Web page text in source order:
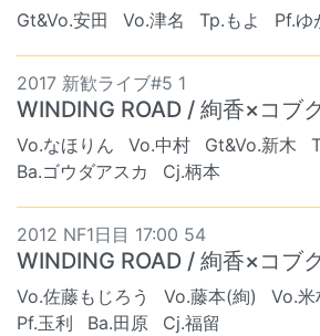
Gt&Vo.安田 Vo.津名 Tp.もよ Pf.ゆ
2017 新歓ライブ#5 1
WINDING ROAD / 絢香×コブ
Vo.なほりん Vo.中村 Gt&Vo.新木
Ba.ゴウダアスカ
Cj.柄本
2012 NF1日目 17:00 54
WINDING ROAD / 絢香×コブ
Vo.佐藤もじろう Vo.藤本(絢) Vo.米
Pf.玉利
Ba.田原 Cj.福留